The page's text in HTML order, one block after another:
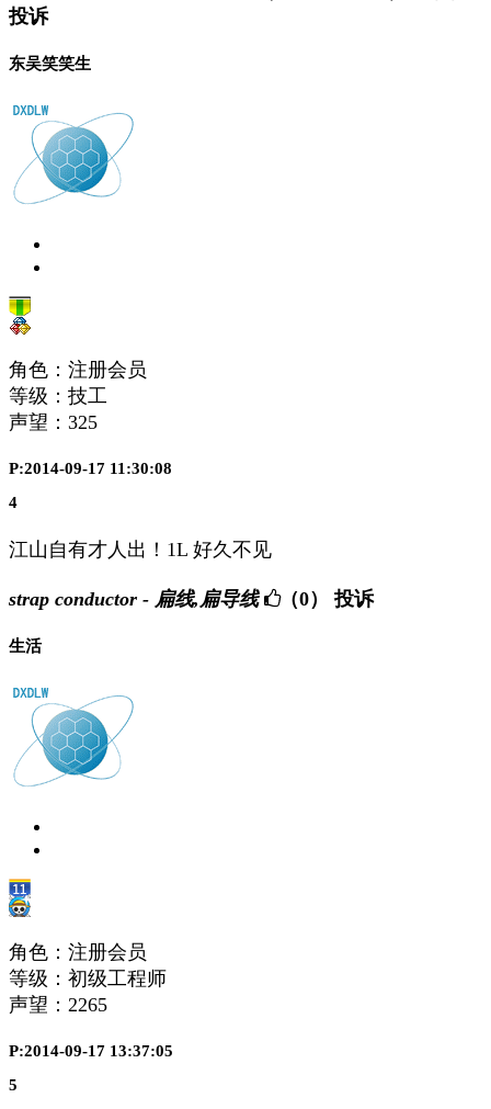
投诉
东吴笑笑生
角色：注册会员
等级：技工
声望： 325
P:2014-09-17 11:30:08
4
江山自有才人出！1L 好久不见
strap conductor - 扁线,扁导线 （0） 投诉
生活
角色：注册会员
等级：初级工程师
声望： 2265
P:2014-09-17 13:37:05
5